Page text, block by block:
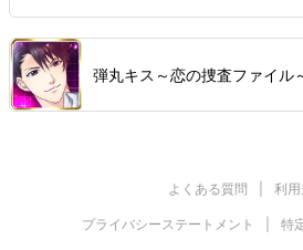
弾丸キス～恋の捜査ファイル
よくある質問 利
プライバシーステートメント 特